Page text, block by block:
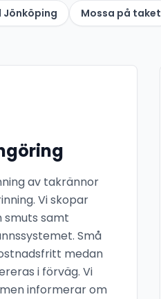
Jönköping Mossa på taket
av takrännor
Vi skopar
smuts samt
Små
medan
i förväg. Vi
informerar om